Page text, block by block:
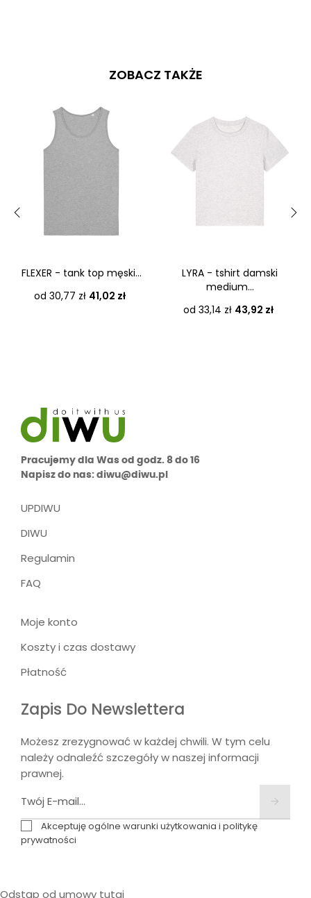
ZOBACZ TAKŻE
FLEXER - tank top męski...
od 30,77 zł Cena
41,02 zł
LYRA - tshirt damski
medium...
od 33,14 zł Cena
43,92 zł
Pracujemy dla Was od godz. 8 do 16
Napisz do nas: diwu@diwu.pl
UPDIWU
DIWU
Regulamin
FAQ
Moje konto
Koszty i czas dostawy
Płatność
Zapis Do Newslettera
Możesz zrezygnować w każdej chwili. W tym celu
należy odnaleźć szczegóły w naszej informacji
prawnej.
Akceptuję ogólne warunki użytkowania i politykę
prywatności
Odstąp od umowy tutaj